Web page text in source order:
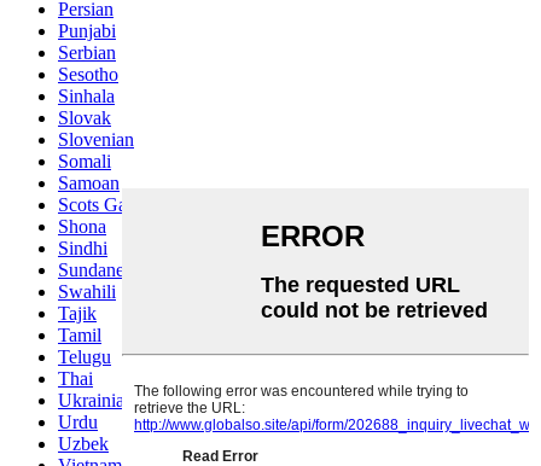
Persian
Punjabi
Serbian
Sesotho
Sinhala
Slovak
Slovenian
Somali
Samoan
Scots Gaelic
Shona
Sindhi
Sundanese
Swahili
Tajik
Tamil
Telugu
Thai
Ukrainian
Urdu
Uzbek